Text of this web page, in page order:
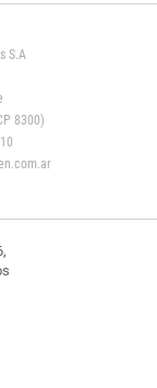
S.A
8300)